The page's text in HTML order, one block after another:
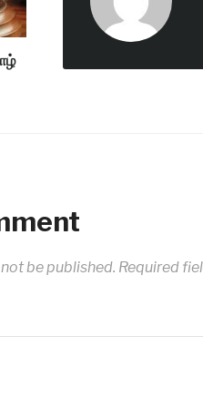
be published. Required